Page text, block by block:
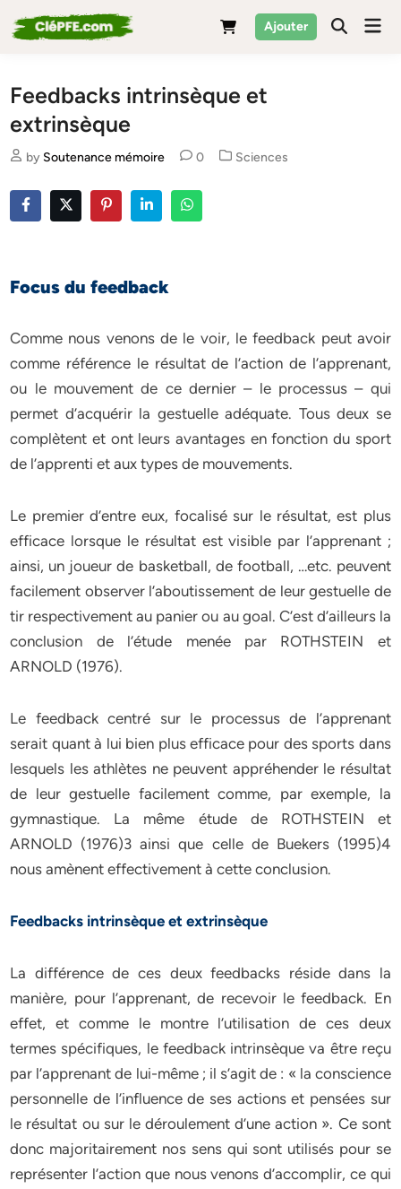
to
Ajouter
Feedbacks intrinsèque et
extrinsèque
by Soutenance mémoire 0
Posted
Sciences
Focus du feedback
Comme nous venons de le voir, le feedback peut avoir
comme référence le résultat de l’action de l’apprenant,
ou le mouvement de ce dernier – le processus – qui
permet d’acquérir la gestuelle adéquate. Tous deux se
complètent et ont leurs avantages en fonction du sport
de l’apprenti et aux types de mouvements.
Le premier d’entre eux, focalisé sur le résultat, est plus
efficace lorsque le résultat est visible par l’apprenant ;
ainsi, un joueur de basketball, de football, …etc. peuvent
facilement observer l’aboutissement de leur gestuelle de
tir respectivement au panier ou au goal. C’est d’ailleurs la
conclusion de l’étude menée par ROTHSTEIN et
ARNOLD (1976).
Le feedback centré sur le processus de l’apprenant
serait quant à lui bien plus efficace pour des sports dans
lesquels les athlètes ne peuvent appréhender le résultat
de leur gestuelle facilement comme, par exemple, la
gymnastique. La même étude de ROTHSTEIN et
ARNOLD (1976)3 ainsi que celle de Buekers (1995)4
nous amènent effectivement à cette conclusion.
Feedbacks intrinsèque et extrinsèque
La différence de ces deux feedbacks réside dans la
manière, pour l’apprenant, de recevoir le feedback. En
effet, et comme le montre l’utilisation de ces deux
termes spécifiques, le feedback intrinsèque va être reçu
par l’apprenant de lui-même ; il s’agit de : « la conscience
personnelle de l’influence de ses actions et pensées sur
le résultat ou sur le déroulement d’une action ». Ce sont
donc majoritairement nos sens qui sont utilisés pour se
représenter l’action que nous venons d’accomplir, ce qui